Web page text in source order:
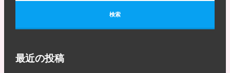
最近の投稿